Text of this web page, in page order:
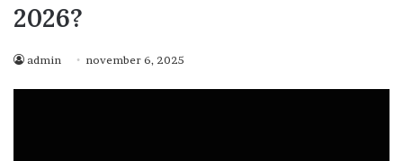
2026?
admin november 6, 2025